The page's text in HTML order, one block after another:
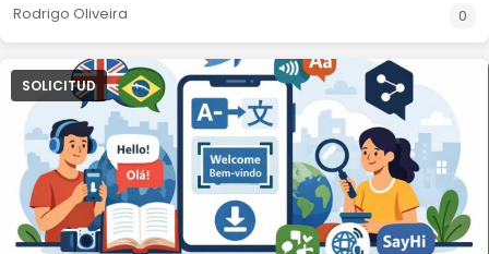
Rodrigo Oliveira 0
SOLICITUD